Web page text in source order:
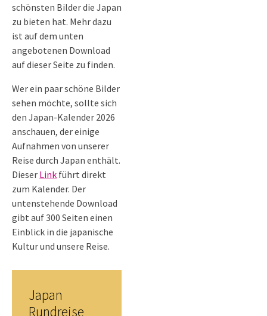
schönsten Bilder die Japan
zu bieten hat. Mehr dazu
ist auf dem unten
angebotenen Download
auf dieser Seite zu finden.
Wer ein paar schöne Bilder
sehen möchte, sollte sich
den Japan-Kalender 2026
anschauen, der einige
Aufnahmen von unserer
Reise durch Japan enthält.
Dieser Link führt direkt
zum Kalender. Der
untenstehende Download
gibt auf 300 Seiten einen
Einblick in die japanische
Kultur und unsere Reise.
Japan
Rundreise